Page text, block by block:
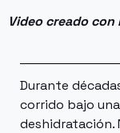
Video creado
Durante
corrido bajo
deshidratación.